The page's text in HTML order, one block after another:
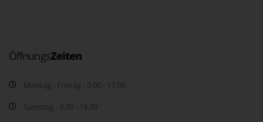
ÖffnungsZeiten
Montag - Freitag - 9.00 - 17.00
Samstag - 9.00 - 14.00